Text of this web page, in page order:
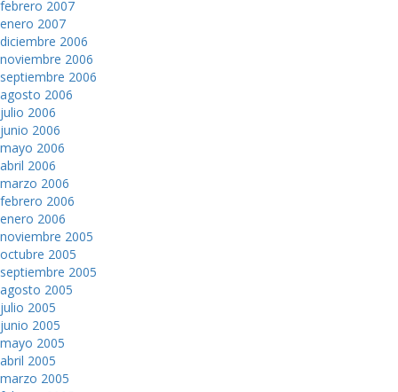
febrero 2007
enero 2007
diciembre 2006
noviembre 2006
septiembre 2006
agosto 2006
julio 2006
junio 2006
mayo 2006
abril 2006
marzo 2006
febrero 2006
enero 2006
noviembre 2005
octubre 2005
septiembre 2005
agosto 2005
julio 2005
junio 2005
mayo 2005
abril 2005
marzo 2005